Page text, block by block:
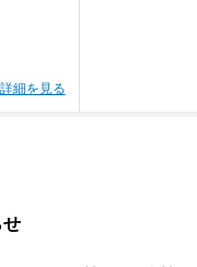
細を見る
せ